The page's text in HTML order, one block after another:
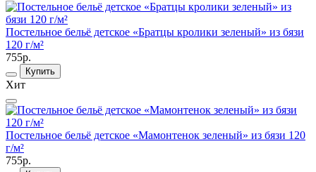
Постельное бельё детское «Братцы кролики зеленый» из бязи
120 г/м²
755р.
Купить
Хит
Постельное бельё детское «Мамонтенок зеленый» из бязи 120
г/м²
755р.